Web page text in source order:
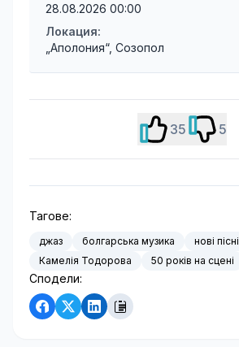
28.08.2026 00:00
Локация:
„Аполония“, Созопол
35 5
Тагове:
джаз болгарська музика
нові пісні
Камелія Тодорова
50 років на сцені
Сподели: